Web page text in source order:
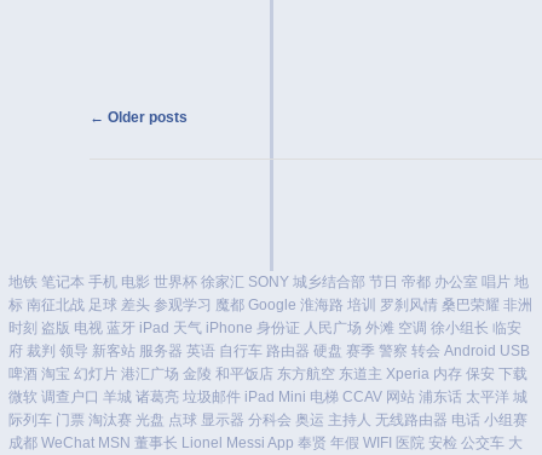
Post navigation
← Older posts
地铁 笔记本 手机 电影 世界杯 徐家汇 SONY 城乡结合部 节日 帝都 办公室 唱片 地
标 南征北战 足球 差头 参观学习 魔都 Google 淮海路 培训 罗刹风情 桑巴荣耀 非洲
时刻 盗版 电视 蓝牙 iPad 天气 iPhone 身份证 人民广场 外滩 空调 徐小组长 临安
府 裁判 领导 新客站 服务器 英语 自行车 路由器 硬盘 赛季 警察 转会 Android USB
啤酒 淘宝 幻灯片 港汇广场 金陵 和平饭店 东方航空 东道主 Xperia 内存 保安 下载
微软 调查户口 羊城 诸葛亮 垃圾邮件 iPad Mini 电梯 CCAV 网站 浦东话 太平洋 城
际列车 门票 淘汰赛 光盘 点球 显示器 分科会 奥运 主持人 无线路由器 电话 小组赛
成都 WeChat MSN 董事长 Lionel Messi App 奉贤 年假 WIFI 医院 安检 公交车 大